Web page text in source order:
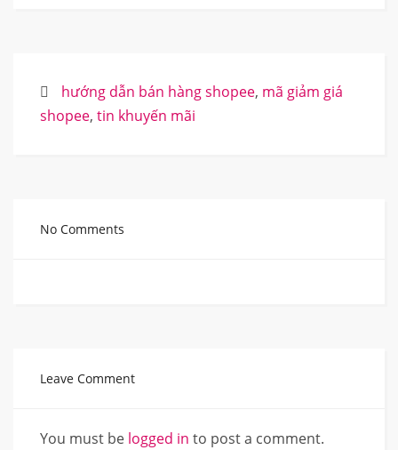
hướng dẫn bán hàng shopee, mã giảm giá
shopee, tin khuyến mãi
No Comments
Leave Comment
You must be logged in to post a comment.